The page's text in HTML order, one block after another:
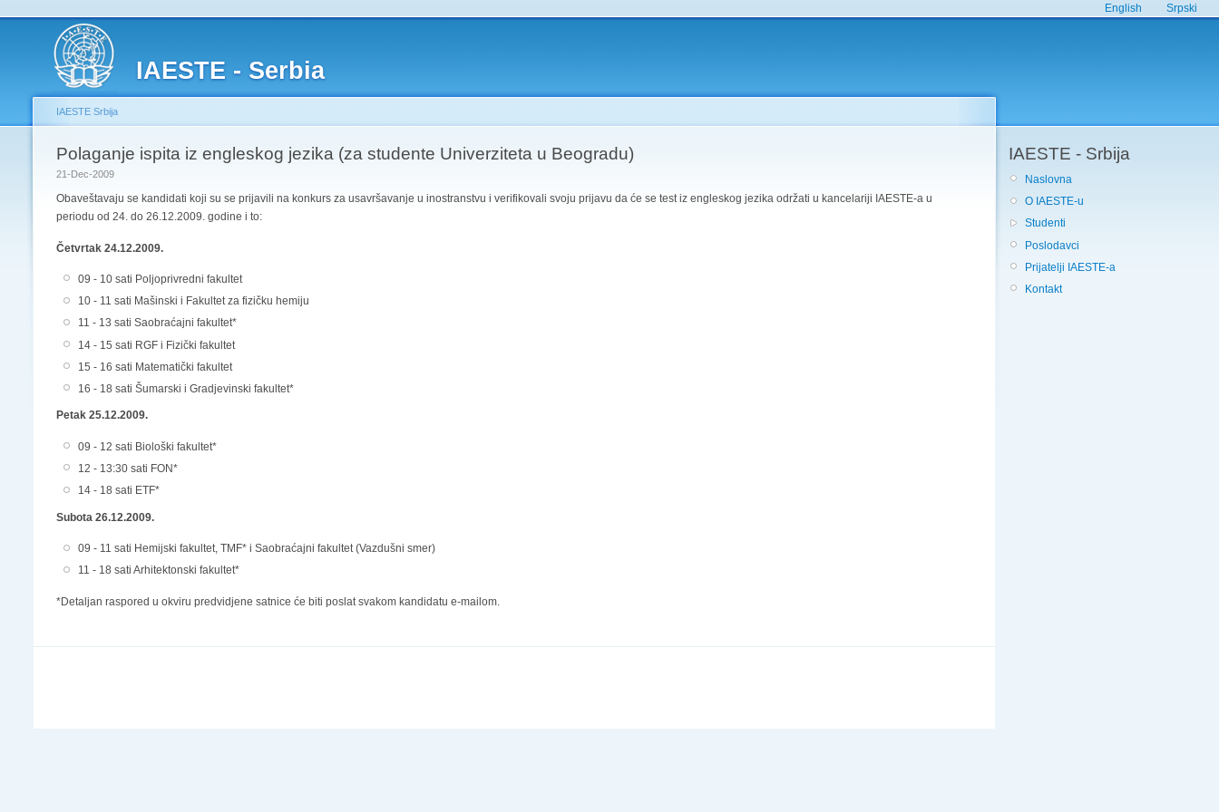
English Srpski
IAESTE - Serbia
IAESTE Srbija
Polaganje ispita iz engleskog jezika (za studente Univerziteta u Beogradu)
21-Dec-2009
Obaveštavaju se kandidati koji su se prijavili na konkurs za usavršavanje u inostranstvu i verifikovali svoju prijavu da će se test iz engleskog jezika održati u kancelariji IAESTE-a u
periodu od 24. do 26.12.2009. godine i to:
Četvrtak 24.12.2009.
09 - 10 sati Poljoprivredni fakultet
10 - 11 sati Mašinski i Fakultet za fizičku hemiju
11 - 13 sati Saobraćajni fakultet*
14 - 15 sati RGF i Fizički fakultet
15 - 16 sati Matematički fakultet
16 - 18 sati Šumarski i Gradjevinski fakultet*
Petak 25.12.2009.
09 - 12 sati Biološki fakultet*
12 - 13:30 sati FON*
14 - 18 sati ETF*
Subota 26.12.2009.
09 - 11 sati Hemijski fakultet, TMF* i Saobraćajni fakultet (Vazdušni smer)
11 - 18 sati Arhitektonski fakultet*
*Detaljan raspored u okviru predvidjene satnice će biti poslat svakom kandidatu e-mailom.
IAESTE - Srbija
Naslovna
O IAESTE-u
Studenti
Poslodavci
Prijatelji IAESTE-a
Kontakt